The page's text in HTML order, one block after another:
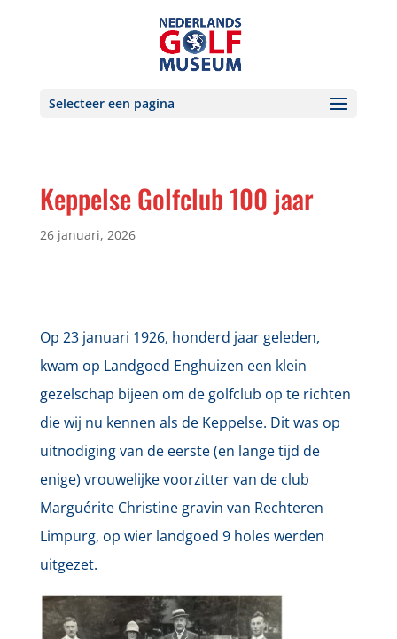
Selecteer een pagina
Keppelse Golfclub 100 jaar
26 januari, 2026
Op 23 januari 1926, honderd jaar geleden,
kwam op Landgoed Enghuizen een klein
gezelschap bijeen om de golfclub op te richten
die wij nu kennen als de Keppelse. Dit was op
uitnodiging van de eerste (en lange tijd de
enige) vrouwelijke voorzitter van de club
Marguérite Christine gravin van Rechteren
Limpurg, op wier landgoed 9 holes werden
uitgezet.